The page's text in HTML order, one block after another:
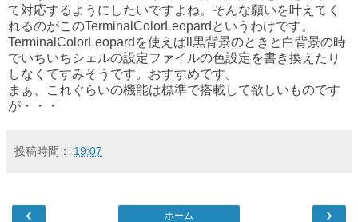
て対応するようにしたいですよね。そんな願いを叶えてく
れるのがこのTerminalColorLeopardというわけです。
TerminalColorLeopardを使えばll黒背景のときと白背景の時
でいちいちシェルの設定ファイルの色設定を書き換えたり
しなくてすみそうです。おすすめです。
まぁ、これぐらいの機能は標準で搭載して欲しいものです
が・・・
投稿時間： 19:07
‹ ›
ホーム